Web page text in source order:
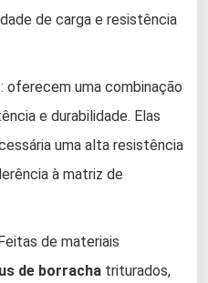
de carga e resistência
: oferecem uma combinação
e durabilidade. Elas
uma alta resistência
à matriz de
de materiais
de borracha triturados,